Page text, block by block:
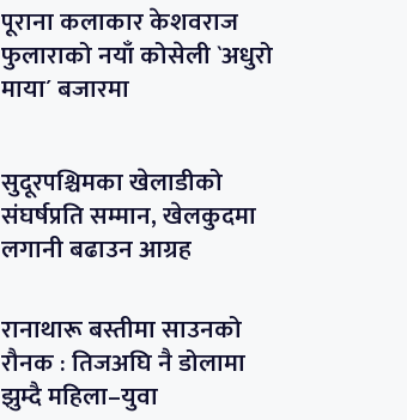
पूराना कलाकार केशवराज
फुलाराको नयाँ कोसेली `अधुरो
माया´ बजारमा
सुदूरपश्चिमका खेलाडीको
संघर्षप्रति सम्मान, खेलकुदमा
लगानी बढाउन आग्रह
रानाथारू बस्तीमा साउनको
रौनक : तिजअघि नै डोलामा
झुम्दै महिला–युवा